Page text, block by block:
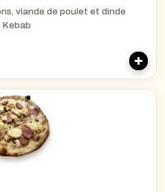
viande de poulet et dinde
Kebab